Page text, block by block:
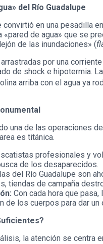
del Río Guadalupe
en una pesadilla
de agua» que se
de las inundaciones» (
por una
de shock e hipotermia.
arriba con el agua ya
una de las operaciones
es titánica.
profesionales y
de los desaparecidos.
del Río Guadalupe son
tiendas de campaña
Con cada hora que
de los cuerpos para dar
la atención se